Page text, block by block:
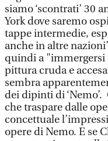
siamo ‘scontrati’ 30
York dove saremo
tappe intermedie,
anche in altre
quindi a "immergersi
pittura cruda e
sembra
dei dipinti di
che traspare dalle
concettuale
opere di Nemo. E se